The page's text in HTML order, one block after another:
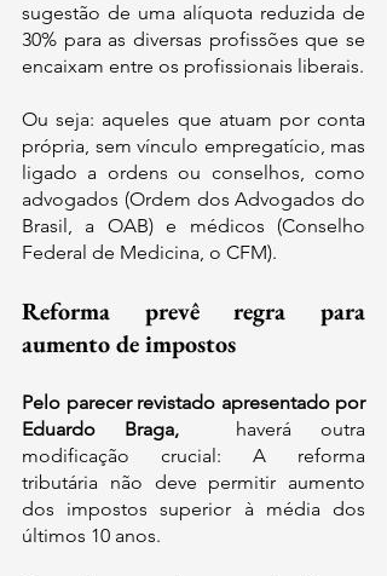
sugestão de uma alíquota reduzida de
30% para as diversas profissões que se
Ou seja: aqueles que atuam por conta
própria, sem vínculo empregatício, mas
ligado a ordens ou conselhos, como
advogados (Ordem dos Advogados do
Brasil, a OAB) e médicos (Conselho
Federal de Medicina, o CFM).
Reforma prevê regra para
aumento de impostos
Pelo parecer revistado apresentado por
Eduardo Braga,
haverá outra
modificação crucial: A reforma
tributária não deve permitir aumento
dos impostos superior à média dos
últimos 10 anos.